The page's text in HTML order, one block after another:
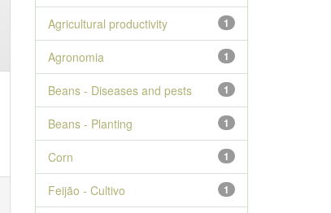
1
Agricultural productivity
1
Agronomia
1
Beans - Diseases and pests
1
Beans - Planting
1
Corn
1
Feijão - Cultivo